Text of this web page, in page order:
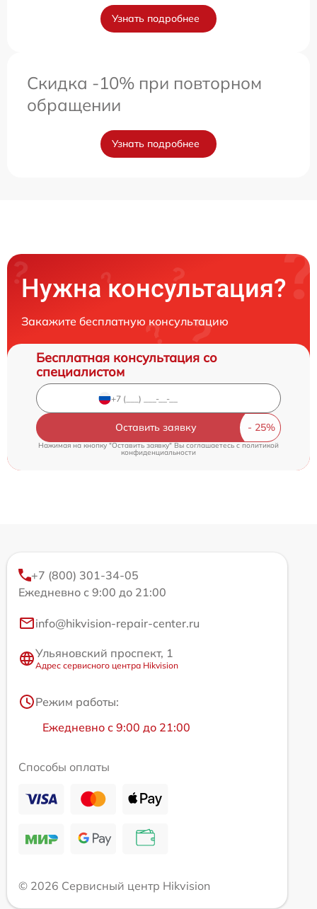
Узнать подробнее
Скидка -10% при повторном
обращении
Узнать подробнее
Нужна консультация?
Закажите бесплатную консультацию
Бесплатная консультация со
специалистом
Оставить заявку
Нажимая на кнопку "Оставить заявку" Вы соглашаетесь cполитикой
конфиденциальности
+7 (800) 301-34-05
Ежедневно с 9:00 до 21:00
info@hikvision-repair-center.ru
Ульяновский проспект, 1
Адрес сервисного центра Hikvision
Режим работы:
Ежедневно с 9:00 до 21:00
Способы оплаты
© 2026 Сервисный центр Hikvision